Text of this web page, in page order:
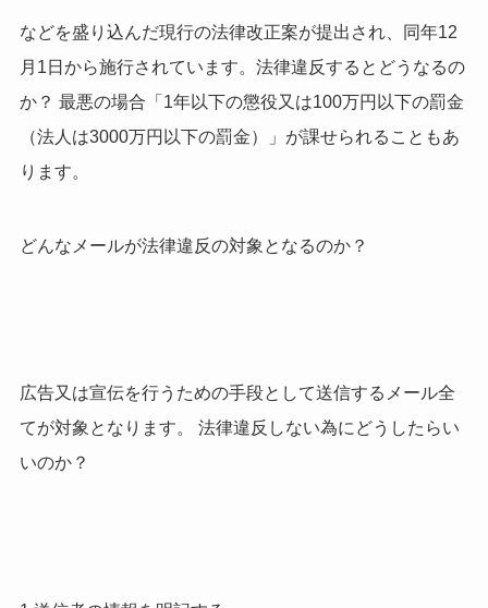
などを盛り込んだ現行の法律改正案が提出され、同年12
月1日から施行されています。法律違反するとどうなるの
か？ 最悪の場合「1年以下の懲役又は100万円以下の罰金
（法人は3000万円以下の罰金）」が課せられることもあ
ります。
どんなメールが法律違反の対象となるのか？
広告又は宣伝を行うための手段として送信するメール全
てが対象となります。 法律違反しない為にどうしたらい
いのか？